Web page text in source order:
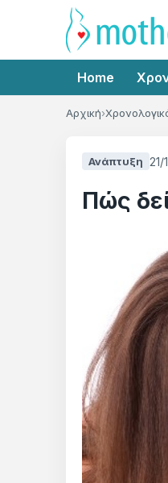
Home
Αρχική
Ανάπτυξη 21/
Πώς